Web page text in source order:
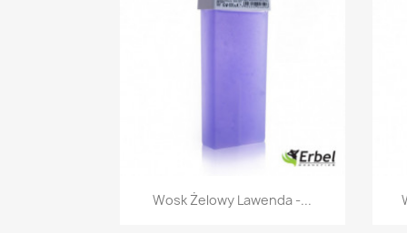
Szybki podgląd
Wosk Żelowy Lawenda -...